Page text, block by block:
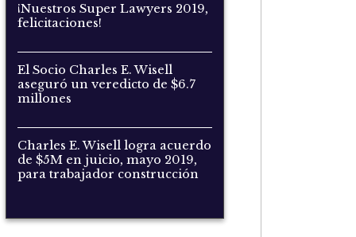
¡Nuestros Super Lawyers 2019,
felicitaciones!
El Socio Charles E. Wisell
aseguró un veredicto de $6.7
millones
Charles E. Wisell logra acuerdo
de $5M en juicio, mayo 2019,
para trabajador construcción